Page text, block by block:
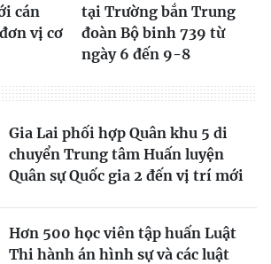
cán
vị cơ
tại Trường bắn Trung
đoàn Bộ binh 739 từ
ngày 6 đến 9-8
Gia Lai phối hợp Quân khu 5 di
chuyển Trung tâm Huấn luyện
Quân sự Quốc gia 2 đến vị trí mới
Hơn 500 học viên tập huấn Luật
Thi hành án hình sự và các luật